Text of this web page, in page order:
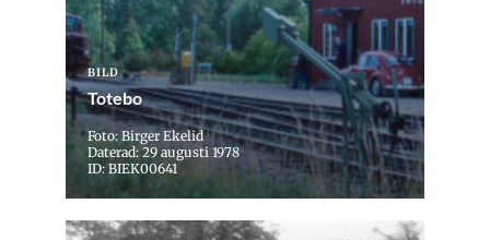
BILD
Totebo
Foto: Birger Ekelid
Daterad: 29 augusti 1978
ID: BIEK00641